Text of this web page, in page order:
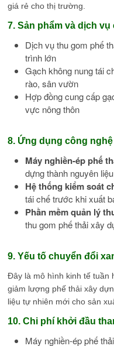
giá rẻ cho thị trường.
7. Sản phẩm và dịch
Dịch vụ thu gom phế
trình lớn
Gạch không nung tái
rào, sân vườn
Hợp đồng cung cấp
vực nông thôn
8. Ứng dụng công nghệ
Máy nghiền-ép phế
dựng thành nguyên
Hệ thống kiểm soát
tái chế trước khi xuất
Phần mềm quản lý
thu gom phế thải xây
9. Yếu tố chuyển đổi
Đây là mô hình kinh tế tuần
giảm lượng phế thải xây
liệu tự nhiên mới cho sản
10. Chi phí khởi đầu
Máy nghiền-ép phế